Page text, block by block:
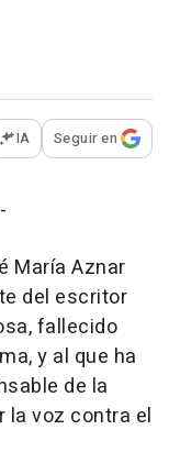
opciones para
IA Seguir en
María Aznar
del escritor
fallecido
y al que ha
de la
la voz contra el